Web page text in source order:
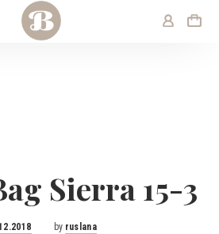
Sierra 15-3
by ruslana